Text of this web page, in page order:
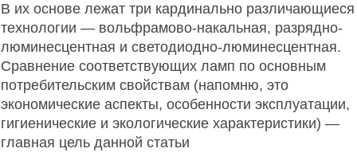
В их основе лежат три кардинально различающиеся
технологии — вольфрамово-накальная, разрядно-
люминесцентная и светодиодно-люминесцентная.
Сравнение соответствующих ламп по основным
потребительским свойствам (напомню, это
экономические аспекты, особенности эксплуатации,
гигиенические и экологические характеристики) —
главная цель данной статьи